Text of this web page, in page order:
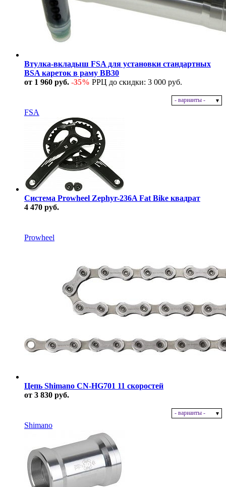
Втулка-вкладыш FSA для установки стандартных
BSA кареток в раму BB30
от 1 960 руб. -35% РРЦ до скидки: 3 000 руб.
- варианты -
FSA
Система Prowheel Zephyr-236A Fat Bike квадрат
4 470 руб.
Prowheel
Цепь Shimano CN-HG701 11 скоростей
от 3 830 руб.
- варианты -
Shimano